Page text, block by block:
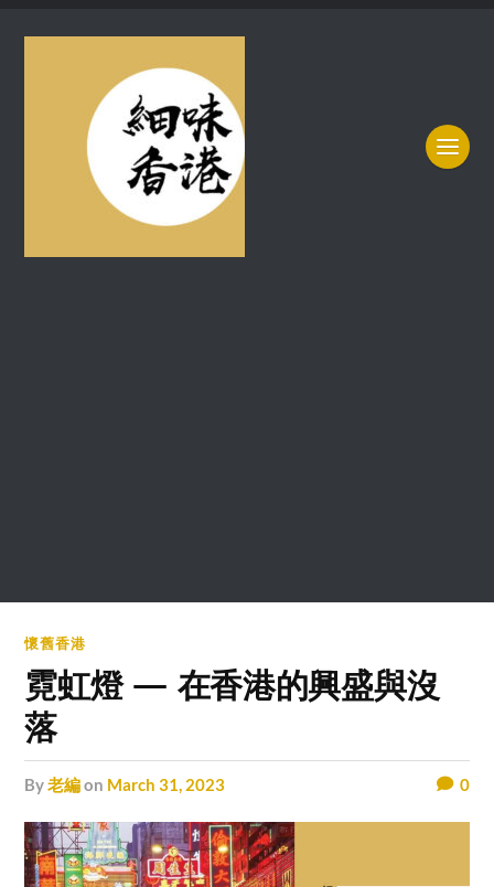
懷舊香港
霓虹燈 — 在香港的興盛與沒
落
by老編on March 31, 2023 0